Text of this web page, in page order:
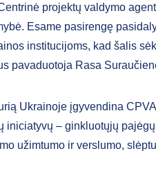
projektų valdymo
Esame pasirengę
institucijoms, kad šalis
pavaduotoja Rasa
Ukrainoje įgyvendina
iniciatyvų – ginkluotųjų
užimtumo ir verslumo,